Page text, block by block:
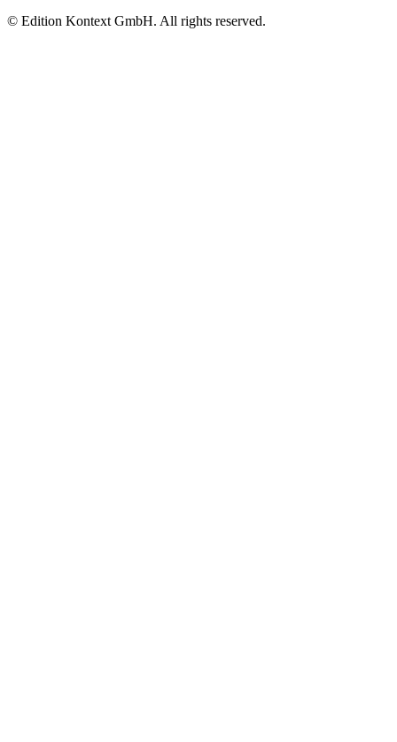
© Edition Kontext GmbH. All rights reserved.